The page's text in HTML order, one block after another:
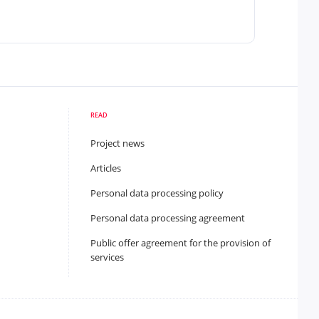
READ
Project news
Articles
Personal data processing policy
Personal data processing agreement
Public offer agreement for the provision of
services